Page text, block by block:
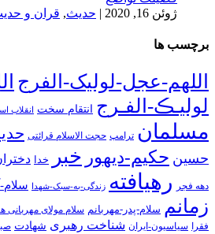
ژوئن 16, 2020
| حدیث, قران و
برچسب ها
اللهم-عجل-لولیک-الفرج
لولیـڪ-الفـرج انتقام سخت انقلاب
مسلمان ترامپ حجت الاسلام قرائتی
حسین حکیم-دیهور خبر خدا
دهه فجر رهیافته زندگی-به-سبک-شهدا
زمانم سلام-پدر-مهربانم سلام مولای مهربانی
فقرا سیاسیون-ایران شناخت رهبری شهادت